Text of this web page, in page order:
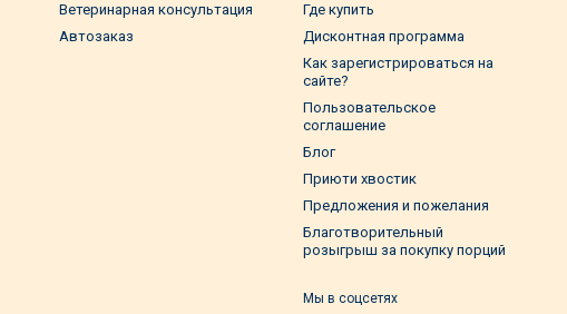
Ветеринарная консультация
Автозаказ
Где купить
Дисконтная программа
Как зарегистрироваться на
сайте?
Пользовательское
соглашение
Блог
Приюти хвостик
Предложения и пожелания
Благотворительный
розыгрыш за покупку порций
Мы в соцсетях